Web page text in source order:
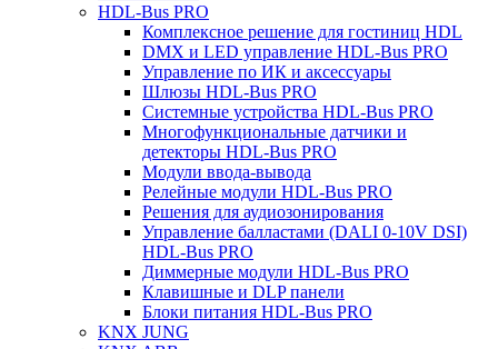
HDL-Bus PRO
Комплексное решение для гостиниц HDL
DMX и LED управление HDL-Bus PRO
Управление по ИК и аксессуары
Шлюзы HDL-Bus PRO
Системные устройства HDL-Bus PRO
Многофункциональные датчики и
детекторы HDL-Bus PRO
Модули ввода-вывода
Релейные модули HDL-Bus PRO
Решения для аудиозонирования
Управление балластами (DALI 0-10V DSI)
HDL-Bus PRO
Диммерные модули HDL-Bus PRO
Клавишные и DLP панели
Блоки питания HDL-Bus PRO
KNX JUNG